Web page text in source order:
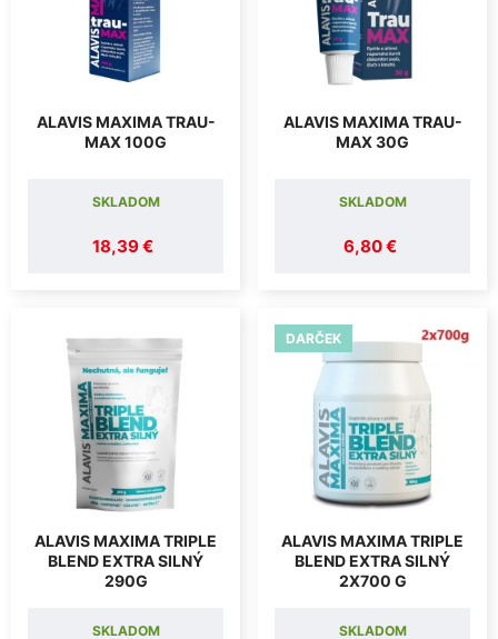
ALAVIS MAXIMA TRAU-
MAX 100G
18,39 €
SKLADOM
ALAVIS MAXIMA TRAU-
MAX 30G
6,80 €
SKLADOM
ALAVIS MAXIMA TRIPLE
BLEND EXTRA SILNÝ
290G
SKLADOM
DARČEK
ALAVIS MAXIMA TRIPLE
BLEND EXTRA SILNÝ
2X700 G
SKLADOM